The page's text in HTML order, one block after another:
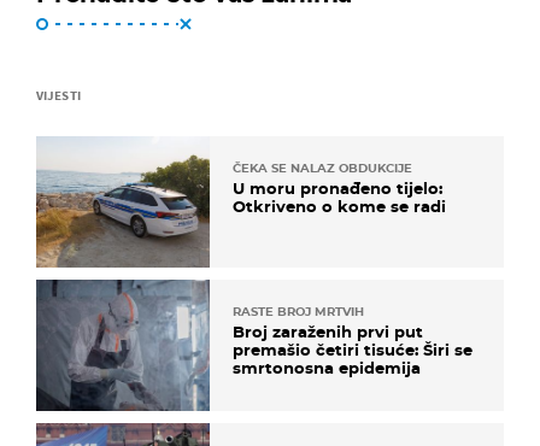
VIJESTI
ČEKA SE NALAZ OBDUKCIJE
U moru pronađeno tijelo:
Otkriveno o kome se radi
RASTE BROJ MRTVIH
Broj zaraženih prvi put
premašio četiri tisuće: Širi se
smrtonosna epidemija